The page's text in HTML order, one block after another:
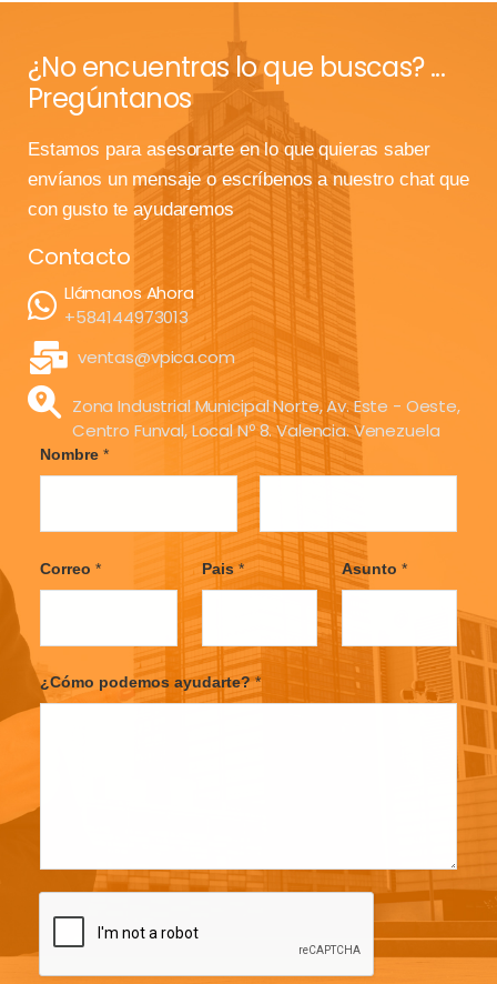
¿No encuentras lo que buscas? ...
Pregúntanos
Estamos para asesorarte en lo que quieras saber
envíanos un mensaje o escríbenos a nuestro chat que
con gusto te ayudaremos
Contacto
Llámanos Ahora
+584144973013
ventas@vpica.com
Zona Industrial Municipal Norte, Av. Este - Oeste,
Centro Funval, Local Nº 8. Valencia. Venezuela
Nombre *
r
s
L
a
s
t
Correo * Pais* Asunto *
¿Cómo podemos ayudarte?*